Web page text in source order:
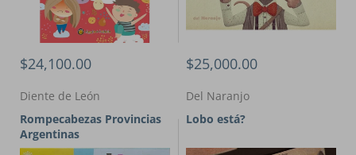
$24,100.00 $25,000.00
Diente de León
Rompecabezas Provincias
Argentinas
Del Naranjo
Lobo está?